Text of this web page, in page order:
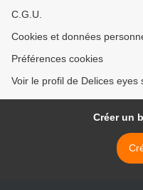
C.G.U.
Cookies et données
Préférences cookies
Voir le profil de Delices eyes
Créer un